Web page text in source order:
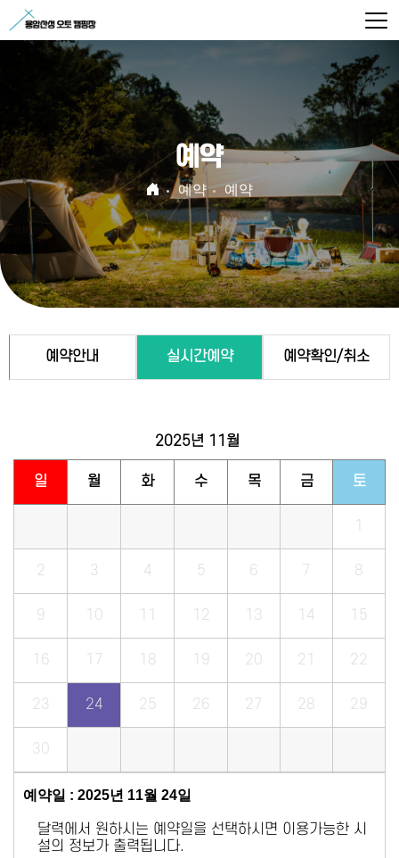
예약
예약 예약
예약안내 실시간예약 예약확인/취소
2025년 11월
일 월 화 수 목 금 토
1
2 3 4 5 6 7 8
9 10 11 12 13 14 15
16 17 18 19 20 21 22
23 24 25 26 27 28 29
30
예약일 : 2025년 11월 24일
달력에서 원하시는 예약일을 선택하시면 이용가능한 시
설의 정보가 출력됩니다.